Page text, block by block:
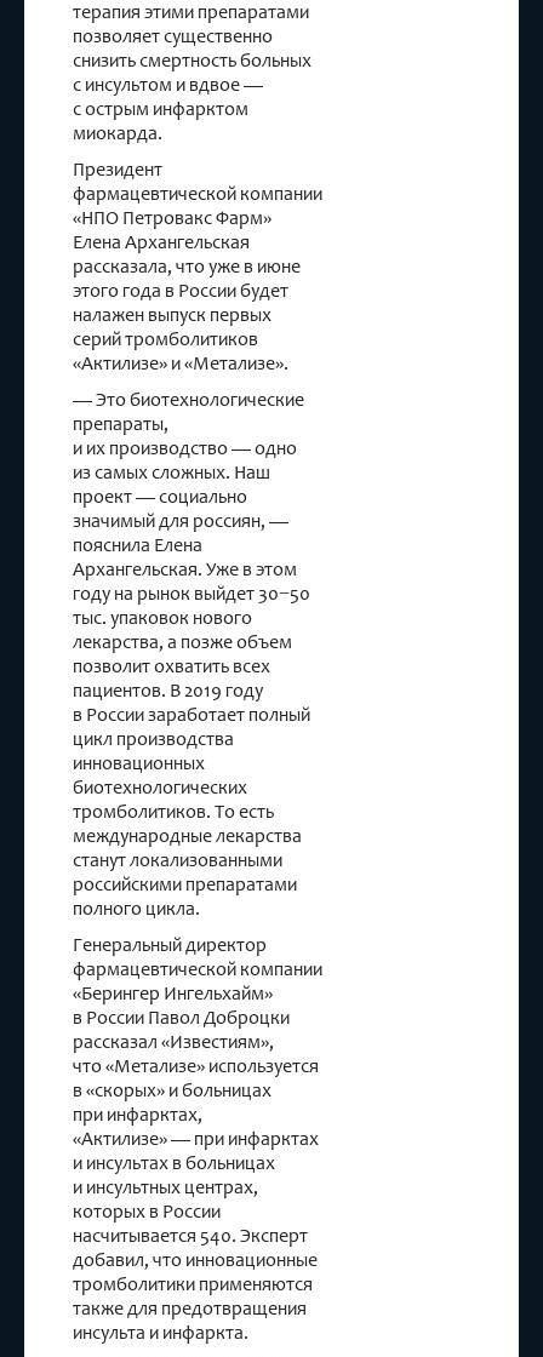
терапия этими препаратами
позволяет существенно
снизить смертность больных
с инсультом и вдвое —
с острым инфарктом
миокарда.
Президент
фармацевтической компании
«НПО Петровакс Фарм»
Елена Архангельская
рассказала, что уже в июне
этого года в России будет
налажен выпуск первых
серий тромболитиков
«Актилизе» и «Метализе».
— Это биотехнологические
препараты,
и их производство — одно
из самых сложных. Наш
проект — социально
значимый для россиян, —
пояснила Елена
Архангельская. Уже в этом
году на рынок выйдет 30−50
тыс. упаковок нового
лекарства, а позже объем
позволит охватить всех
пациентов. В 2019 году
в России заработает полный
цикл производства
инновационных
биотехнологических
тромболитиков. То есть
международные лекарства
станут локализованными
российскими препаратами
полного цикла.
Генеральный директор
фармацевтической компании
«Берингер Ингельхайм»
в России Павол Доброцки
рассказал «Известиям»,
что «Метализе» используется
в «скорых» и больницах
при инфарктах,
«Актилизе» — при инфарктах
и инсультах в больницах
и инсультных центрах,
которых в России
насчитывается 540. Эксперт
добавил, что инновационные
тромболитики применяются
также для предотвращения
инсульта и инфаркта.